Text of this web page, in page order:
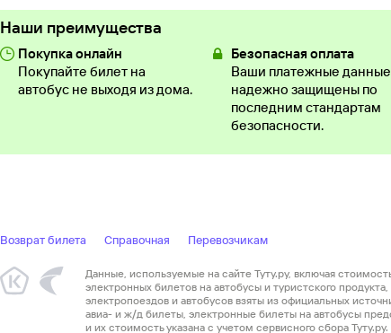
Наши преимущества
Покупка онлайн
Покупайте билет на
автобус не выходя из дома.
Безопасная оплата
Ваши платежные данные
надежно защищены по
последним стандартам
безопасности.
Возврат билета Справочная Перевозчикам
Данные, используемые на сайте Туту.ру, включая
электронных билетов на автобусы и туристского
электропоездов и автобусов взяты из официальных
авиа- и ж/д билеты, электронные билеты на автобусы
и их стоимость указана с учетом сервисного сбора